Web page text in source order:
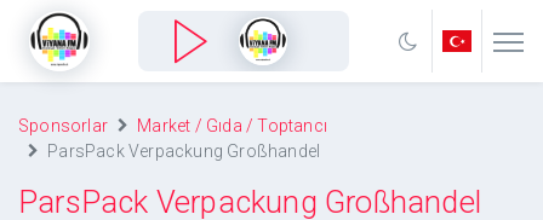
Sponsorlar
Market / Gıda / Toptancı
ParsPack Verpackung Großhandel
ParsPack Verpackung Großhandel